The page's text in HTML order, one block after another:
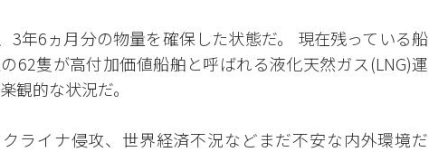
3年6ヵ月分の物量を確保した状態だ。 現在残っている船
62隻が高付加価値船舶と呼ばれる液化天然ガス(LNG)運
観的な状況だ。
ライナ侵攻、世界経済不況などまだ不安な内外環境だ